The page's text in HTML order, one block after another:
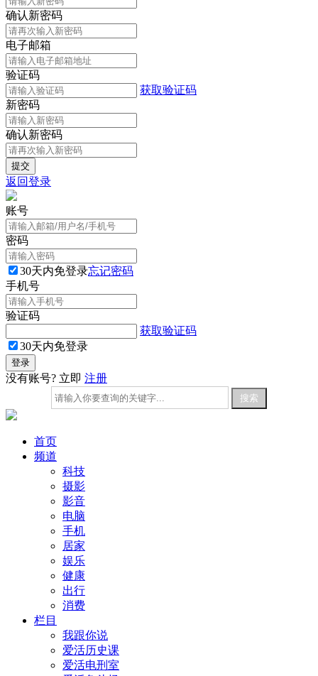
确认新密码
电子邮箱
验证码
获取验证码
新密码
确认新密码
返回登录
账号
密码
30天内免登录忘记密码
手机号
验证码
获取验证码
30天内免登录
没有账号? 立即 注册
首页
频道
科技
摄影
影音
电脑
手机
居家
娱乐
健康
出行
消费
栏目
我跟你说
爱活历史课
爱活电刑室